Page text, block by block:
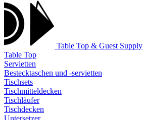
Table Top & Guest Supply
Table Top
Servietten
Bestecktaschen und -servietten
Tischsets
Tischmitteldecken
Tischläufer
Tischdecken